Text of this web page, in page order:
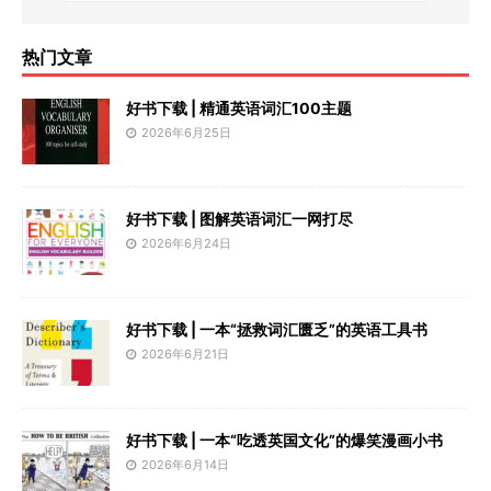
热门文章
好书下载 | 精通英语词汇100主题
2026年6月25日
好书下载 | 图解英语词汇一网打尽
2026年6月24日
好书下载 | 一本“拯救词汇匮乏”的英语工具书
2026年6月21日
好书下载 | 一本“吃透英国文化”的爆笑漫画小书
2026年6月14日